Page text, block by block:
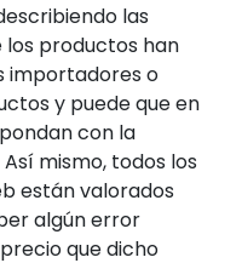
las
productos han
importadores o
y puede que en
con la
mismo, todos los
están valorados
algún error
que dicho